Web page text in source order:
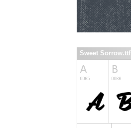
Sweet Sorrow.ttf